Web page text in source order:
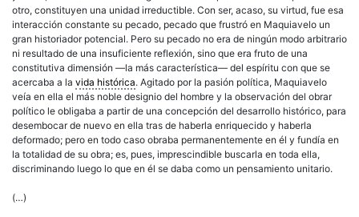
otro, constituyen una unidad irreductible. Con ser, acaso, su virtud, fue esa
interacción constante su pecado, pecado que frustró en Maquiavelo un
gran historiador potencial. Pero su pecado no era de ningún modo arbitrario
ni resultado de una insuficiente reflexión, sino que era fruto de una
constitutiva dimensión —la más característica— del espíritu con que se
acercaba a la vida histórica. Agitado por la pasión política, Maquiavelo
veía en ella el más noble designio del hombre y la observación del obrar
político le obligaba a partir de una concepción del desarrollo histórico, para
desembocar de nuevo en ella tras de haberla enriquecido y haberla
deformado; pero en todo caso obraba permanentemente en él y fundía en
la totalidad de su obra; es, pues, imprescindible buscarla en toda ella,
discriminando luego lo que en él se daba como un pensamiento unitario.
(…)